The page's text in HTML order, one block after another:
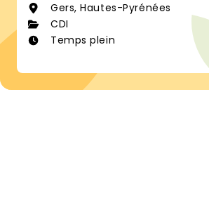
Gers, Hautes-Pyrénées
CDI
Temps plein